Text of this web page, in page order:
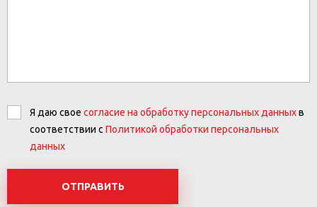
Я даю своесогласие на обработку персональных данныхв
соответствии сПолитикой обработки персональных
данных
ОТПРАВИТЬ